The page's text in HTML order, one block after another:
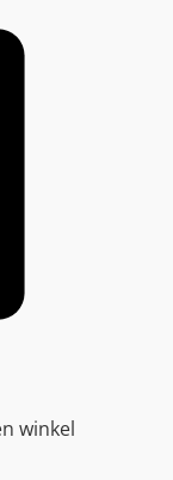
winkel